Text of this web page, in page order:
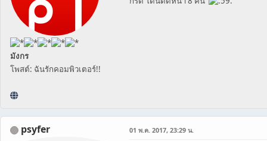
มังกร
โพสต์: ฉันรักคอมพิวเตอร์!!
psyfer 01 พ.ค. 2017, 23:29 น.